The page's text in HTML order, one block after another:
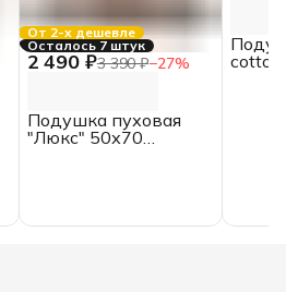
От 2-х дешевле
Осталось 7 штук
2 490 ₽3 390 ₽−27%
Подушка пуховая
"Люкс" 50х70